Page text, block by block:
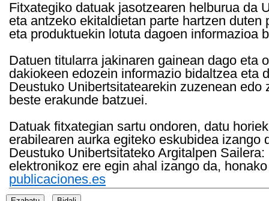
Fitxategiko datuak jasotzearen helburua da
eta antzeko ekitaldietan parte hartzen
eta produktuekin lotuta dagoen informazioa
Datuen titularra jakinaren gainean dago eta
dakiokeen edozein informazio bidaltzea eta
Deustuko Unibertsitatearekin zuzenean
beste erakunde batzuei.
Datuak fitxategian sartu ondoren, datu
erabilearen aurka egiteko eskubidea
Deustuko Unibertsitateko Argitalpen
elektronikoz ere egin ahal izango da,
publicaciones.es